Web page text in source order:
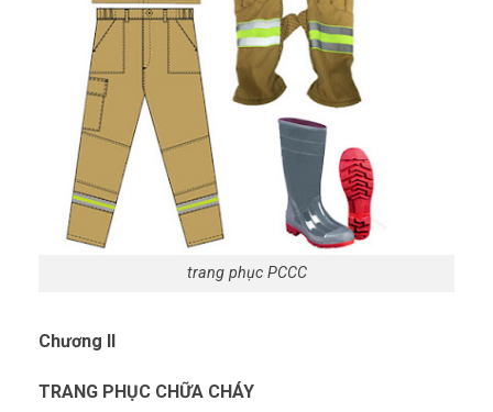
trang phục PCCC
Chương II
TRANG PHỤC CHỮA CHÁY